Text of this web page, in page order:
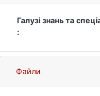
Галузі знань та
:
Файли